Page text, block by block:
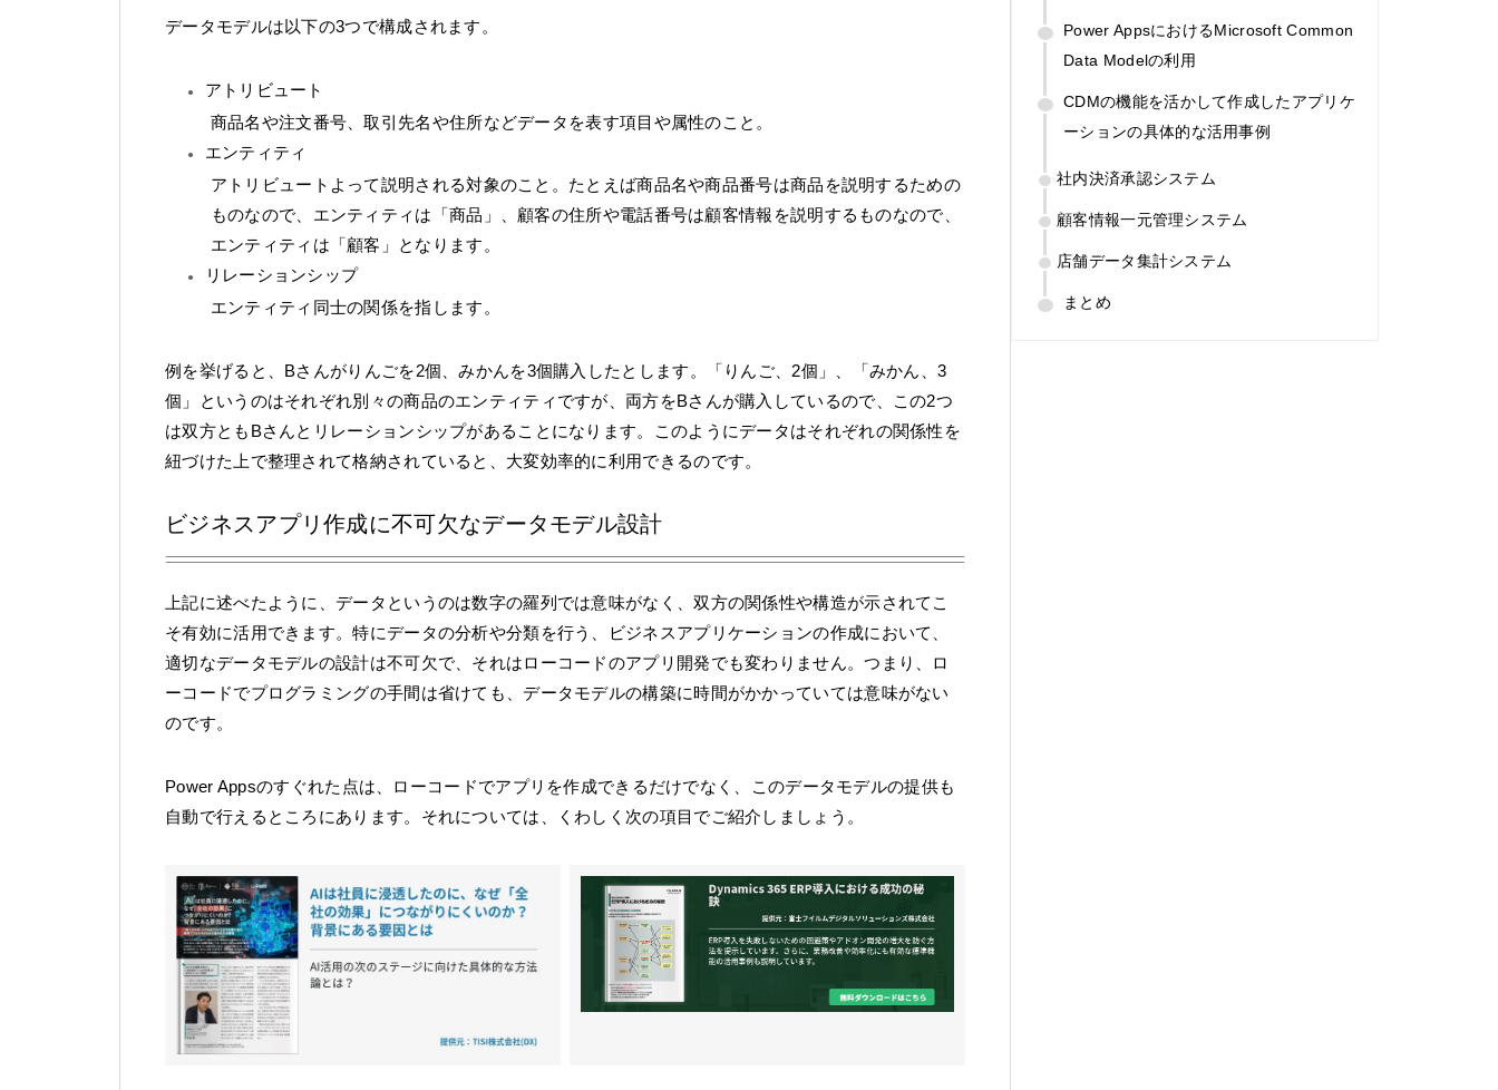
データモデルは以下の3つで構成されます。
アトリビュート
商品名や注文番号、取引先名や住所などデータを表す項目や属性のこと。
エンティティ
アトリビュートよって説明される対象のこと。たとえば商品名や商品番号は商品を説明するための
ものなので、エンティティは「商品」、顧客の住所や電話番号は顧客情報を説明するものなので、
エンティティは「顧客」となります。
リレーションシップ
エンティティ同士の関係を指します。
例を挙げると、Bさんがりんごを2個、みかんを3個購入したとします。「りんご、2個」、「みかん、3
個」というのはそれぞれ別々の商品のエンティティですが、両方をBさんが購入しているので、この2つ
は双方ともBさんとリレーションシップがあることになります。このようにデータはそれぞれの関係性を
紐づけた上で整理されて格納されていると、大変効率的に利用できるのです。
ビジネスアプリ作成に不可欠なデータモデル設計
上記に述べたように、データというのは数字の羅列では意味がなく、双方の関係性や構造が示されてこ
そ有効に活用できます。特にデータの分析や分類を行う、ビジネスアプリケーションの作成において、
適切なデータモデルの設計は不可欠で、それはローコードのアプリ開発でも変わりません。つまり、ロ
ーコードでプログラミングの手間は省けても、データモデルの構築に時間がかかっていては意味がない
のです。
Power Appsのすぐれた点は、ローコードでアプリを作成できるだけでなく、このデータモデルの提供も
自動で行えるところにあります。それについては、くわしく次の項目でご紹介しましょう。
Power AppsにおけるMicrosoft Common
Data Modelの利用
CDMの機能を活かして作成したアプリケ
ーションの具体的な活用事例
社内決済承認システム
顧客情報一元管理システム
店舗データ集計システム
まとめ